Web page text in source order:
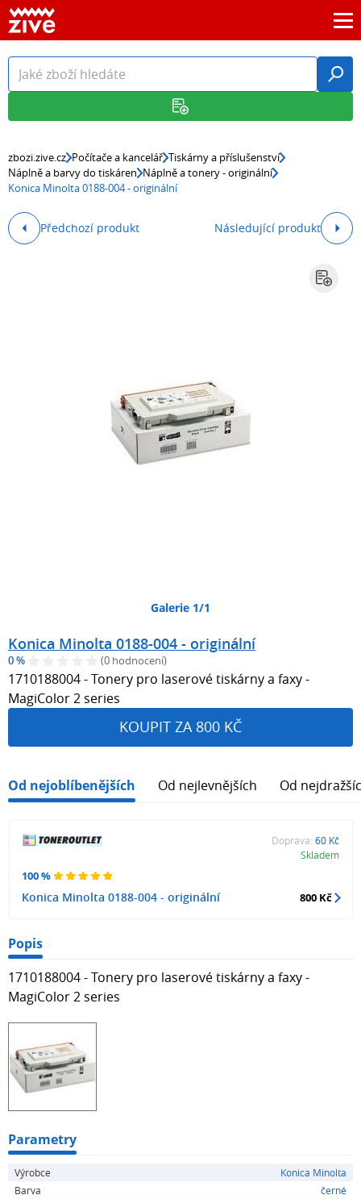
zbozi.zive.cz Počítače a kancelář Tiskárny a příslušenství
Náplně a barvy do tiskáren Náplně a tonery - originální
Konica Minolta 0188-004 - originální
Předchozí produkt Následující produkt
Galerie 1/1
Konica Minolta 0188-004 - originální
0 % (0 hodnocení)
1710188004 - Tonery pro laserové tiskárny a faxy -
MagiColor 2 series
KOUPIT ZA 800 KČ
Od nejoblíbenějších Od nejlevnějších Od
100 %
Konica Minolta 0188-004 - originální
Doprava: 60 Kč
Skladem
800 Kč
Popis
1710188004 - Tonery pro laserové tiskárny a faxy -
MagiColor 2 series
Parametry
Výrobce
Konica Minolta
Barva
černé